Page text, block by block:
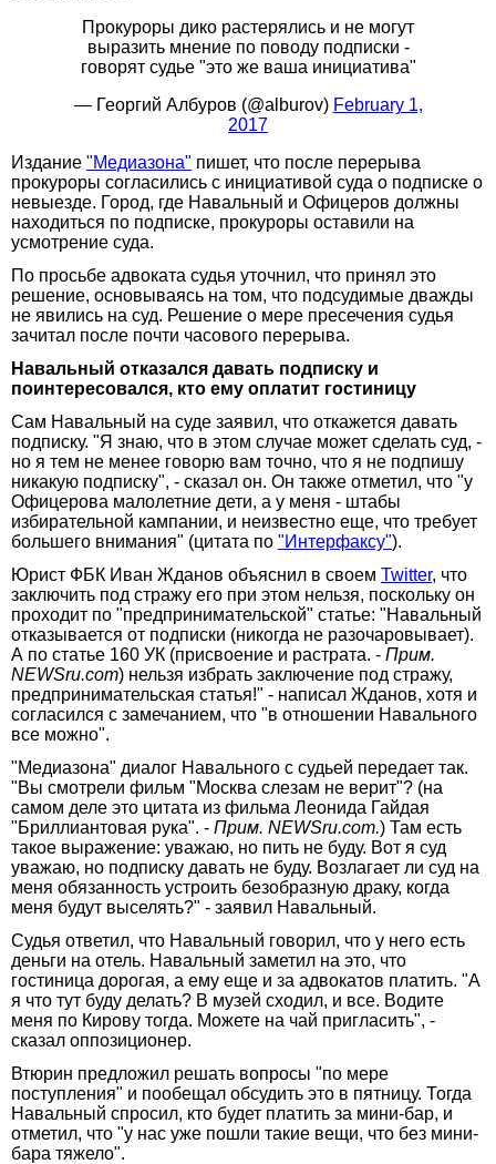
Прокуроры дико растерялись и не могут
выразить мнение по поводу подписки -
говорят судье "это же ваша инициатива"
— Георгий Албуров (@alburov) February 1,
2017
Издание "Медиазона" пишет, что после перерыва
прокуроры согласились с инициативой суда о подписке о
невыезде. Город, где Навальный и Офицеров должны
находиться по подписке, прокуроры оставили на
усмотрение суда.
По просьбе адвоката судья уточнил, что принял это
решение, основываясь на том, что подсудимые дважды
не явились на суд. Решение о мере пресечения судья
зачитал после почти часового перерыва.
Навальный отказался давать подписку и
поинтересовался, кто ему оплатит гостиницу
Сам Навальный на суде заявил, что откажется давать
подписку. "Я знаю, что в этом случае может сделать суд, -
но я тем не менее говорю вам точно, что я не подпишу
никакую подписку", - сказал он. Он также отметил, что "у
Офицерова малолетние дети, а у меня - штабы
избирательной кампании, и неизвестно еще, что требует
большего внимания" (цитата по "Интерфаксу").
Юрист ФБК Иван Жданов объяснил в своем Twitter, что
заключить под стражу его при этом нельзя, поскольку он
проходит по "предпринимательской" статье: "Навальный
отказывается от подписки (никогда не разочаровывает).
А по статье 160 УК (присвоение и растрата. - Прим.
NEWSru.com) нельзя избрать заключение под стражу,
предпринимательская статья!" - написал Жданов, хотя и
согласился с замечанием, что "в отношении Навального
все можно".
"Медиазона" диалог Навального с судьей передает так.
"Вы смотрели фильм "Москва слезам не верит"? (на
самом деле это цитата из фильма Леонида Гайдая
"Бриллиантовая рука". - Прим. NEWSru.com.) Там есть
такое выражение: уважаю, но пить не буду. Вот я суд
уважаю, но подписку давать не буду. Возлагает ли суд на
меня обязанность устроить безобразную драку, когда
меня будут выселять?" - заявил Навальный.
Судья ответил, что Навальный говорил, что у него есть
деньги на отель. Навальный заметил на это, что
гостиница дорогая, а ему еще и за адвокатов платить. "А
я что тут буду делать? В музей сходил, и все. Водите
меня по Кирову тогда. Можете на чай пригласить", -
сказал оппозиционер.
Втюрин предложил решать вопросы "по мере
поступления" и пообещал обсудить это в пятницу. Тогда
Навальный спросил, кто будет платить за мини-бар, и
отметил, что "у нас уже пошли такие вещи, что без мини-
бара тяжело".